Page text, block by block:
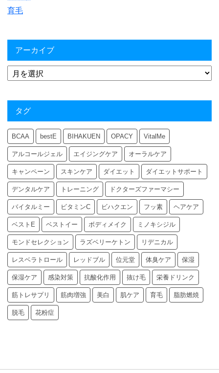
育毛
アーカイブ
タグ
BCAA bestE BIHAKUEN OPACY VitalMe
アルコールジェル エイジングケア オーラルケア
キャンペーン スキンケア ダイエット ダイエットサポート
デンタルケア トレーニング ドクターズファーマシー
バイタルミー ビタミンC ビハクエン フッ素 ヘアケア
ベストE ベストイー ボディメイク ミノキシジル
モンドセレクション ラズベリーケトン リデニカル
レスベラトロール レッドブル 位元堂 体臭ケア 保湿
保湿ケア 感染対策 抗酸化作用 抜け毛 栄養ドリンク
筋トレサプリ 筋肉増強 美白 肌ケア 育毛 脂肪燃焼
脱毛 花粉症